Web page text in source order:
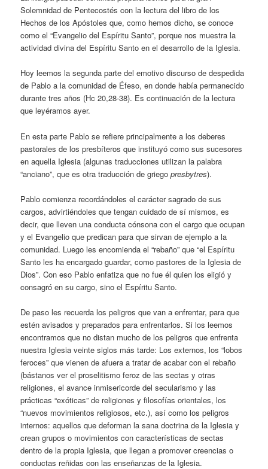
Solemnidad de Pentecostés con la lectura del libro de los
Hechos de los Apóstoles que, como hemos dicho, se conoce
como el “Evangelio del Espíritu Santo”, porque nos muestra la
actividad divina del Espíritu Santo en el desarrollo de la Iglesia.
Hoy leemos la segunda parte del emotivo discurso de despedida
de Pablo a la comunidad de Éfeso, en donde había permanecido
durante tres años (Hc 20,28-38). Es continuación de la lectura
que leyéramos ayer.
En esta parte Pablo se refiere principalmente a los deberes
pastorales de los presbíteros que instituyó como sus sucesores
en aquella Iglesia (algunas traducciones utilizan la palabra
“anciano”, que es otra traducción de griegopresbytres).
Pablo comienza recordándoles el carácter sagrado de sus
cargos, advirtiéndoles que tengan cuidado de sí mismos, es
decir, que lleven una conducta cónsona con el cargo que ocupan
y el Evangelio que predican para que sirvan de ejemplo a la
comunidad. Luego les encomienda el “rebaño” que “el Espíritu
Santo les ha encargado guardar, como pastores de la Iglesia de
Dios”. Con eso Pablo enfatiza que no fue él quien los eligió y
consagró en su cargo, sino el Espíritu Santo.
De paso les recuerda los peligros que van a enfrentar, para que
estén avisados y preparados para enfrentarlos. Si los leemos
encontramos que no distan mucho de los peligros que enfrenta
nuestra Iglesia veinte siglos más tarde: Los externos, los “lobos
feroces” que vienen de afuera a tratar de acabar con el rebaño
(bástanos ver el proselitismo feroz de las sectas y otras
religiones, el avance inmisericorde del secularismo y las
prácticas “exóticas” de religiones y filosofías orientales, los
“nuevos movimientos religiosos, etc.), así como los peligros
internos: aquellos que deforman la sana doctrina de la Iglesia y
crean grupos o movimientos con características de sectas
dentro de la propia Iglesia, que llegan a promover creencias o
conductas reñidas con las enseñanzas de la Iglesia.